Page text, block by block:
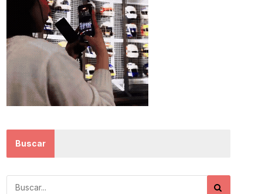
Buscar